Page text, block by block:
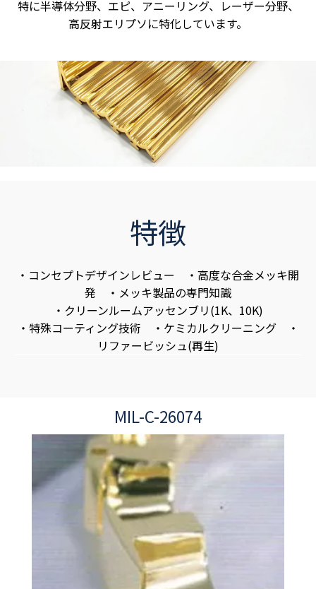
特に半導体分野、エピ、アニーリング、レーザー分野、
高反射エリプソに特化しています。
特徴
・コンセプトデザインレビュー ・高度な合金メッキ開
発 ・メッキ製品の専門知識
・クリーンルームアッセンブリ(1K、10K)
・特殊コーティング技術 ・ケミカルクリーニング ・
リファービッシュ(再生)
MIL-C-26074